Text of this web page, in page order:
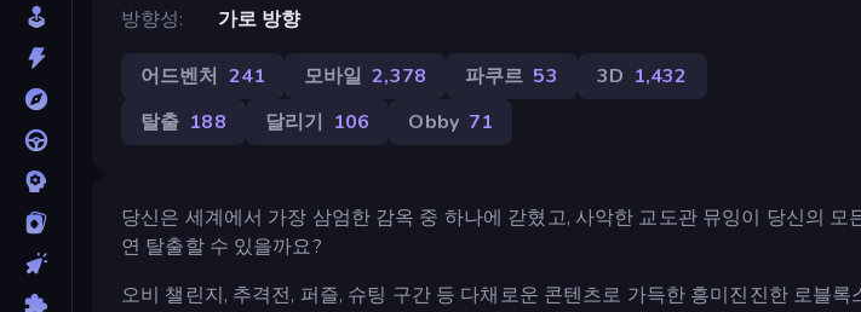
방향성
가로 방향
어드벤처 241 모바일 2,378 파쿠르 53 3D 1,432
탈출 188 달리기 106 Obby 71
당신은 세계에서 가장 삼엄한 감옥 중 하나에 갇혔고, 사악한 교도관 뮤잉이 당신의 모
연 탈출할 수 있을까요?
오비 챌린지, 추격전, 퍼즐, 슈팅 구간 등 다채로운 콘텐츠로 가득한 흥미진진한 로블